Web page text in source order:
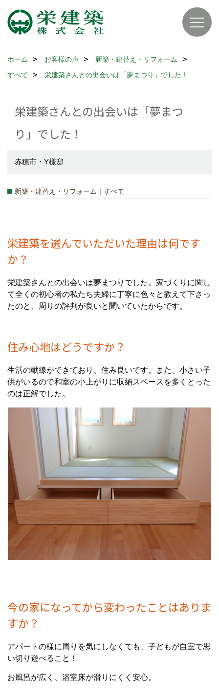
ホーム お客様の声
新築・建替え・リフォーム
すべて
栄建築さんとの出会いは「夢まつり」でした！
栄建築さんとの出会いは「夢まつ
り」でした！
赤穂市・Y様邸
新築・建替え・リフォーム｜すべて
栄建築を選んでいただいた理由は何です
か？
栄建築さんとの出会いは夢まつりでした。家づくりに関し
て全くの初心者の私たち夫婦に丁寧に色々と教えて下さっ
たのと、周りの評判が良いと聞いていたからです。
住み心地はどうですか？
生活の動線ができており、住み良いです。また、小さい子
供がいるので和室の小上がりに収納スペースを多くとった
のは正解でした。
今の家になってから変わったことはありま
すか？
アパートの様に周りを気にしなくても、子どもが自室で思
い切り遊べること！
お風呂が広く、浴室床が滑りにくく安心。